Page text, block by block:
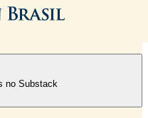
no Substack